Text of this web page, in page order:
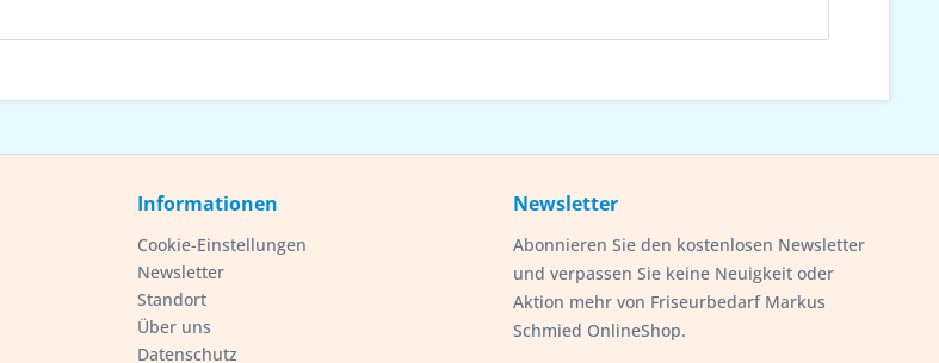
Informationen
Cookie-Einstellungen
Newsletter
Standort
Über uns
Datenschutz
Newsletter
Abonnieren Sie den kostenlosen Newsletter
und verpassen Sie keine Neuigkeit oder
Aktion mehr von Friseurbedarf Markus
Schmied OnlineShop.